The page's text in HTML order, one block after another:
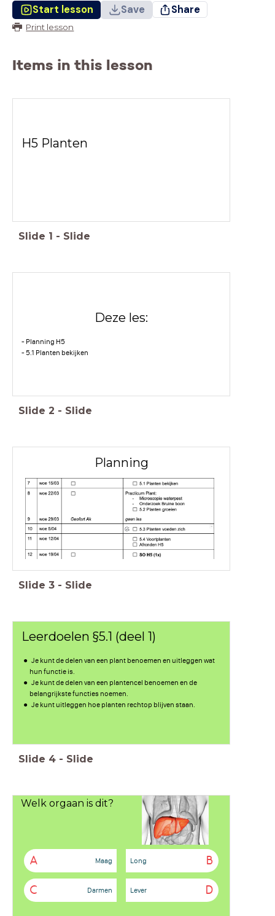
Start lesson Save Share
Print lesson
Items in this lesson
H5 Planten
Slide 1 - Slide
Deze les:
- Planning H5
- 5.1 Planten bekijken
Slide 2 - Slide
Planning
Slide 3 - Slide
Leerdoelen §5.1 (deel 1)
Je kunt de delen van een plant benoemen en uitleggen wat
hun functie is.
Je kunt de delen van een plantencel benoemen en de
belangrijkste functies noemen.
Je kunt uitleggen hoe planten rechtop blijven staan.
Slide 4 - Slide
Welk orgaan is dit?
A Maag B
Long
C Darmen D
Lever